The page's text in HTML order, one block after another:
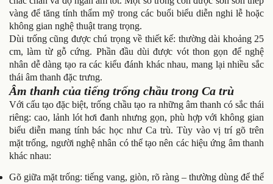
vàng để tăng tính thẩm mỹ trong các buổi biểu diễn nghi lễ hoặc
không gian nghệ thuật trang trọng.
Dùi trống cũng được chú trọng về thiết kế: thường dài khoảng 25
cm, làm từ gỗ cứng. Phần đầu dùi được vót thon gọn để nghệ
nhân dễ dàng tạo ra các kiểu đánh khác nhau, mang lại nhiều sắc
thái âm thanh đặc trưng.
Âm thanh của tiếng trống chầu trong Ca trù
Với cấu tạo đặc biệt, trống chầu tạo ra những âm thanh có sắc thái
riêng: cao, lảnh lót hơi đanh nhưng gọn, phù hợp với không gian
biểu diễn mang tính bác học như Ca trù. Tùy vào vị trí gõ trên
mặt trống, người nghệ nhân có thể tạo nên các hiệu ứng âm thanh
khác nhau:
Gõ giữa mặt trống: tiếng vang, giòn, rõ ràng – thường dùng để thể